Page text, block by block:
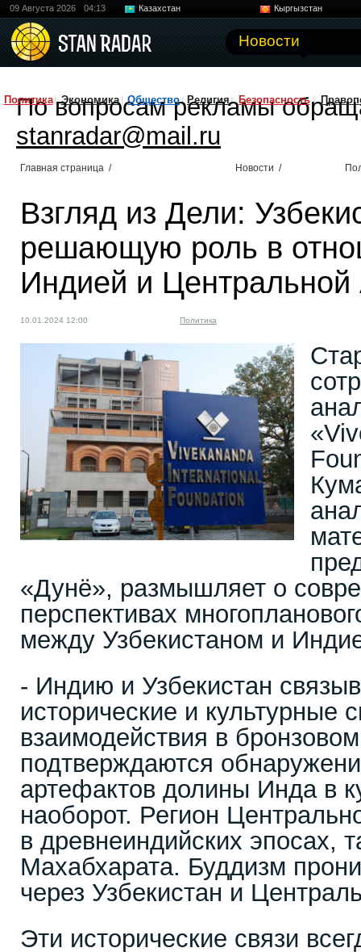
09 Августа 2026 04:13 Казахстан
Кыргызстан
Новости
Политика Экономика Общество Религия Безопасность
По вопросам рекламы
stanradar@mail.ru
Главная страница / Новости /
Взгляд из Дели:
решающую роль в
Индией и Центральной
10.01.2024 12:00 Политика
«Дунё», размышляет о
перспективах
между Узбекистаном и
- Индию и Узбекистан
исторические и культурные
взаимодействия в
подтверждаются
артефактов долины Инда в
наоборот. Регион
в древнеиндийских эпосах,
Махабхарата. Буддизм
через Узбекистан и
Эти исторические связи